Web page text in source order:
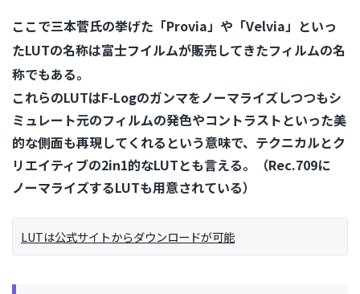
ここで三本菅氏の挙げた「Provia」や「Velvia」といっ
たLUTの名称は富士フイルムが販売してきたフィルムの名
称でもある。
これらのLUTはF-Logのガンマをノーマライズしつつもシ
ミュレート元のフィルムの発色やコントラストといった美
的な側面も再現してくれるという意味で、テクニカルとク
リエイティブの2in1的なLUTとも言える。（Rec.709に
ノーマライズするLUTも用意されている）
LUTは公式サイトからダウンロードが可能